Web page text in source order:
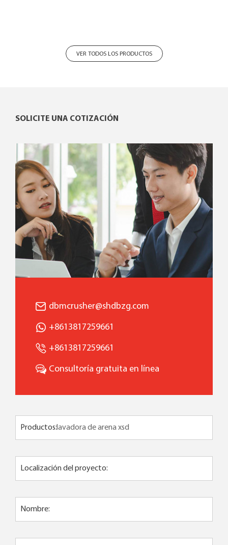
VER TODOS LOS PRODUCTOS
SOLICITE UNA COTIZACIÓN
dbmcrusher@shdbzg.com
+8613817259661
+8613817259661
Consultoría gratuita en línea
Productos:
Localización del proyecto:
Nombre: